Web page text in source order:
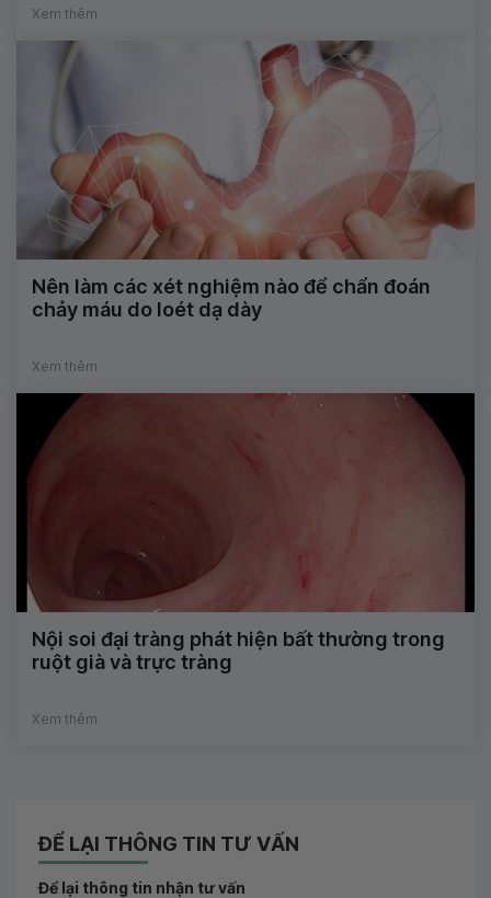
Xem thêm
Nên làm các xét nghiệm nào để chẩn đoán
chảy máu do loét dạ dày
Xem thêm
Nội soi đại tràng phát hiện bất thường trong
ruột già và trực tràng
Xem thêm
ĐỂ LẠI THÔNG TIN TƯ VẤN
Để lại thông tin nhận tư vấn